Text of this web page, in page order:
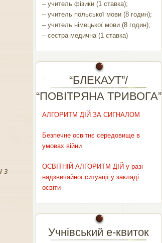
з
– учитель фізики (1 ставка);
– учитель польської мови (8 годин);
– учитель німецької мови (8 годин);
– сестра медична (1 ставка)
“БЛЕКАУТ”/
“ПОВІТРЯНА ТРИВОГА”
АЛГОРИТМ ДІЙ ЗА СИГНАЛОМ
Безпечне освітнє середовище в
умовах війни
ОСВІТНІЙ АЛГОРИТМ ДІЙ у разі
надзвичайної ситуації у закладі
освіти
Учнівський е-квиток